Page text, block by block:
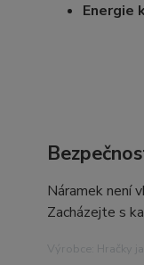
Energie
Náramek není
Zacházejte s
Výrobce: Hračky